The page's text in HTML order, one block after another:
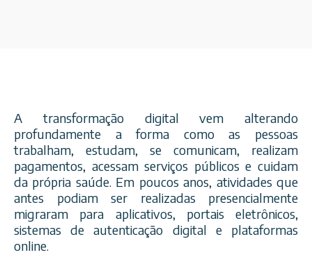
A transformação digital vem alterando
profundamente a forma como as pessoas
trabalham, estudam, se comunicam, realizam
pagamentos, acessam serviços públicos e cuidam
da própria saúde. Em poucos anos, atividades que
antes podiam ser realizadas presencialmente
migraram para aplicativos, portais eletrônicos,
sistemas de autenticação digital e plataformas
online.